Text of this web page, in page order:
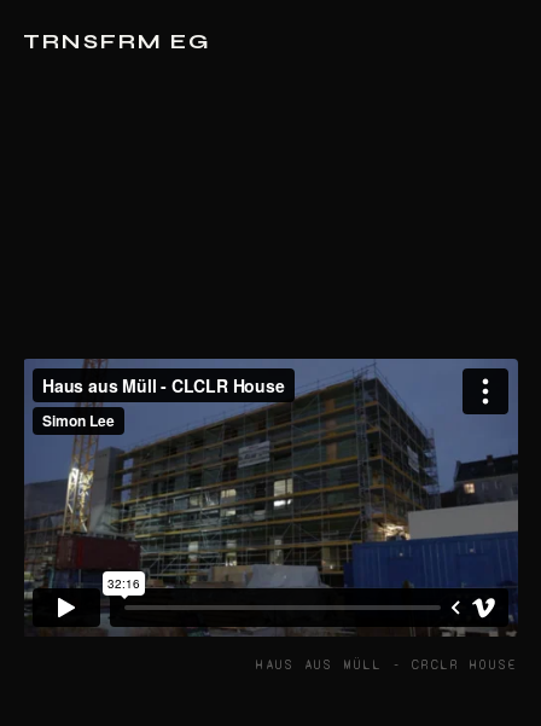
TRNSFRM EG
HAUS AUS MÜLL - CRCLR HOUSE